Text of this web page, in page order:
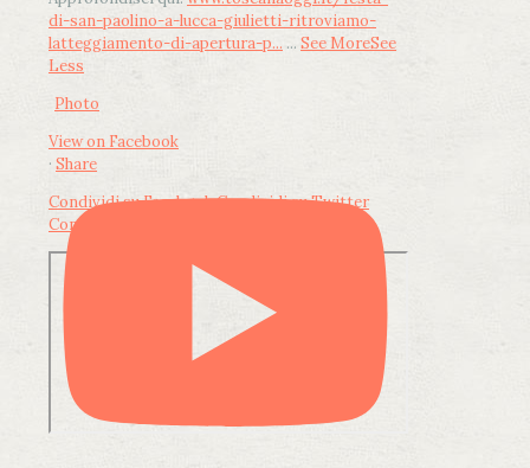
di-san-paolino-a-lucca-giulietti-ritroviamo-
latteggiamento-di-apertura-p... ... See MoreSee
Less
Photo
View on Facebook
· Share
Condividi su FacebookCondividi su Twitter
Condividi su LinkedIn